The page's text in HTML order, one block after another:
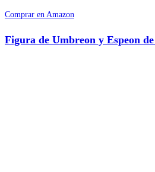
Comprar en Amazon
Figura de Umbreon y Espeon